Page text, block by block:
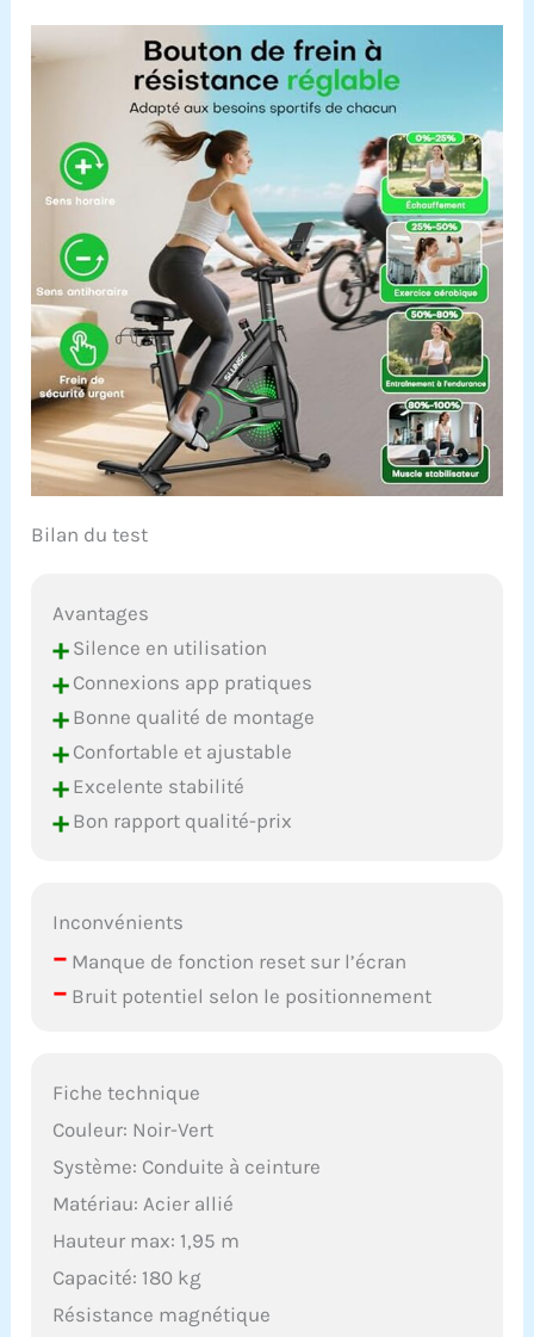
Bilan du test
Avantages
+Silence en utilisation
+Connexions app pratiques
+Bonne qualité de montage
+Confortable et ajustable
+Excelente stabilité
+Bon rapport qualité-prix
Inconvénients
– Manque de fonction reset sur l’écran
– Bruit potentiel selon le positionnement
Fiche technique
Couleur: Noir-Vert
Système: Conduite à ceinture
Matériau: Acier allié
Hauteur max: 1,95 m
Capacité: 180 kg
Résistance magnétique